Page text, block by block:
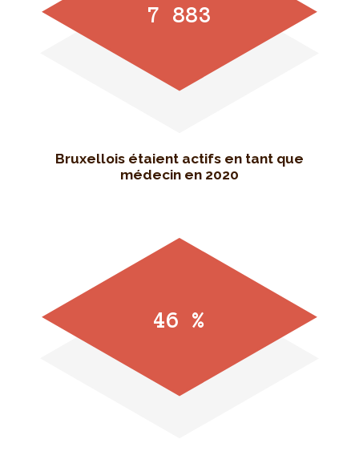
7 883
Bruxellois étaient actifs en tant que
médecin en 2020
46 %